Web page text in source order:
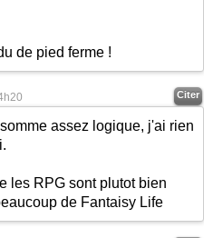
de pied ferme !
Citer
assez logique, j'ai rien
les RPG sont plutot bien
de Fantaisy Life